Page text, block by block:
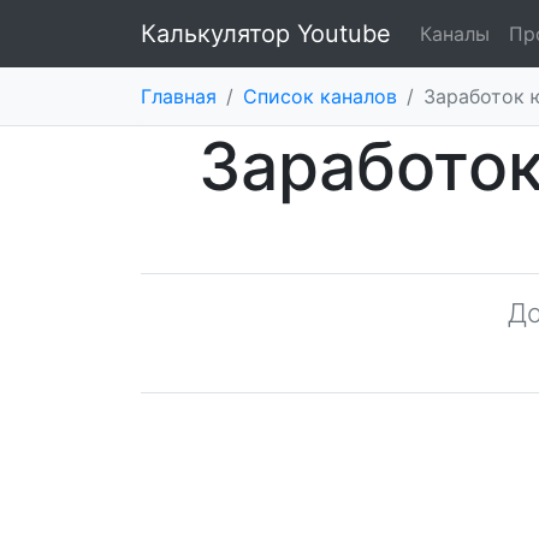
Калькулятор Youtube Каналы
Главная / Список каналов / Заработок